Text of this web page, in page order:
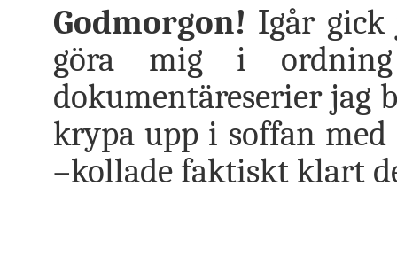
Godmorgon! Igår
göra mig i
dokumentäreserier jag
krypa upp i soffan
–kollade faktiskt klart